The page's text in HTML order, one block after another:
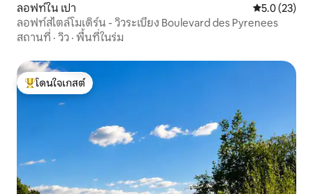
ลอฟท์ใน เปา คะแนนเฉลี่ย
5.0 (23)
ลอฟท์สไตล์โมเดิร์น - วิวระเบียง Boulevard des Pyrenees
สถานที่ · วิว · พื้นที่ในร่ม
โดนใจเกสต์ที่สุด
โดนใจเกสต์